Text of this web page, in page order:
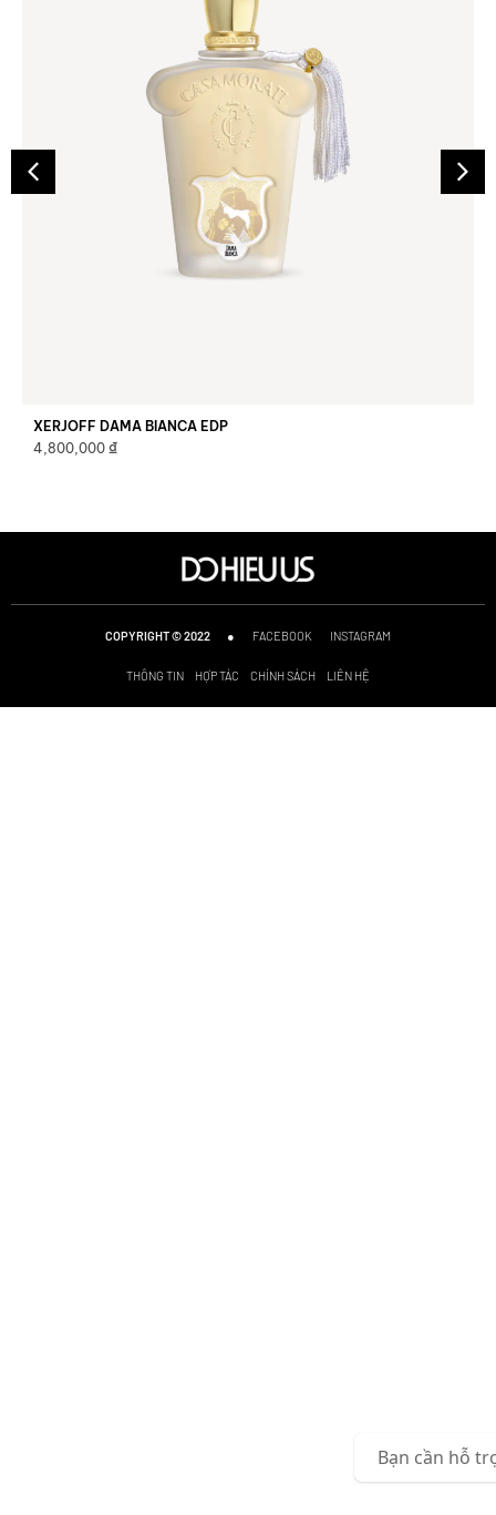
XERJOFF DAMA BIANCA EDP
4,800,000 ₫
COPYRIGHT © 2022 ● FACEBOOK INSTAGRAM
THÔNG TIN HỢP TÁC CHÍNH SÁCH LIÊN HỆ
Bạn cần hỗ